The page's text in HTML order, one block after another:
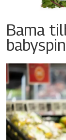
Bama